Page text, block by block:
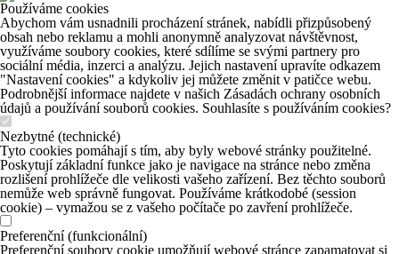
Používáme cookies
Abychom vám usnadnili procházení stránek, nabídli přizpůsobený
obsah nebo reklamu a mohli anonymně analyzovat návštěvnost,
využíváme soubory cookies, které sdílíme se svými partnery pro
sociální média, inzerci a analýzu. Jejich nastavení upravíte odkazem
"Nastavení cookies" a kdykoliv jej můžete změnit v patičce webu.
Podrobnější informace najdete v našich Zásadách ochrany osobních
údajů a používání souborů cookies. Souhlasíte s používáním cookies?
Nezbytné (technické)
Tyto cookies pomáhají s tím, aby byly webové stránky použitelné.
Poskytují základní funkce jako je navigace na stránce nebo změna
rozlišení prohlížeče dle velikosti vašeho zařízení. Bez těchto souborů
nemůže web správně fungovat. Používáme krátkodobé (session
cookie) – vymažou se z vašeho počítače po zavření prohlížeče.
Preferenční (funkcionální)
Preferenční soubory cookie umožňují webové stránce zapamatovat si